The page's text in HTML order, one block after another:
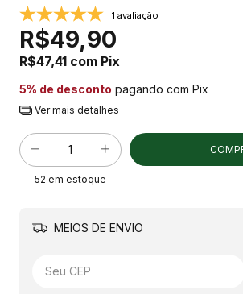
1 avaliação
R$49,90
R$47,41 com Pix
5% de desconto pagando com Pix
Ver mais detalhes
52 em estoque
MEIOS DE ENVIO